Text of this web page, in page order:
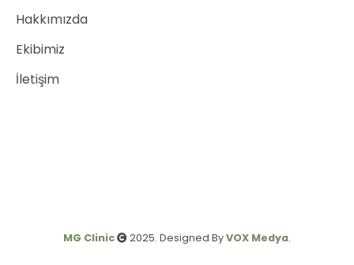
Hakkımızda
Ekibimiz
İletişim
MG Clinic 2025. Designed ByVOX Medya.